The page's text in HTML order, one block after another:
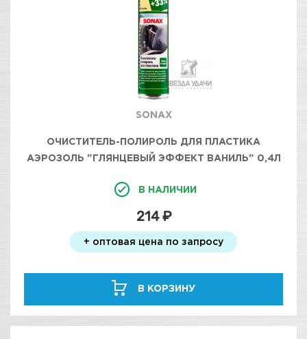
SONAX
ОЧИСТИТЕЛЬ-ПОЛИРОЛЬ ДЛЯ ПЛАСТИКА
АЭРОЗОЛЬ "ГЛЯНЦЕВЫЙ ЭФФЕКТ ВАНИЛЬ" 0,4Л
В НАЛИЧИИ
214 ₽
+ оптовая цена по запросу
В КОРЗИНУ